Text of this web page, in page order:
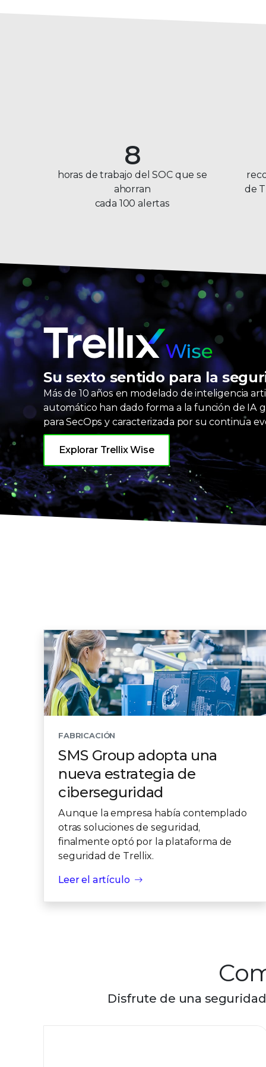
8
9
horas de trabajo del SOC que se
ahorran
cada 100 alertas
de
Trellix Wise
Su sexto sentido para la
Más de 10 añosen modelado de inteligencia
automático han dado forma a la función de IA
para SecOps y caracterizada por su continua
Explorar Trellix Wise
FABRICACIÓN
SMS Group adopta una
nueva estrategia de
ciberseguridad
Aunque la empresa había contemplado
otras soluciones de seguridad,
finalmente optó por la plataforma de
seguridad de Trellix.
Leer el artículo
Disfrute de una